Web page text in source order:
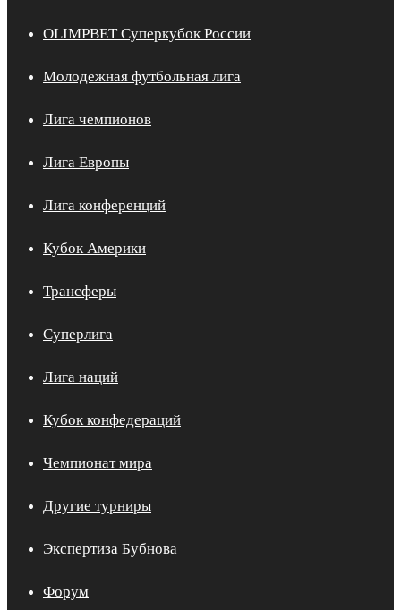
OLIMPBET Суперкубок России
Молодежная футбольная лига
Лига чемпионов
Лига Европы
Лига конференций
Кубок Америки
Трансферы
Суперлига
Лига наций
Кубок конфедераций
Чемпионат мира
Другие турниры
Экспертиза Бубнова
Форум